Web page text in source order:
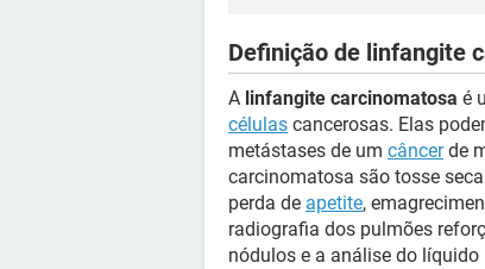
Definição de linfangite
A linfangite carcinomatosa é
células cancerosas. Elas
metástases de um câncerde
carcinomatosa são tosse
perda de apetite,
radiografia dos pulmões
nódulos e a análise do